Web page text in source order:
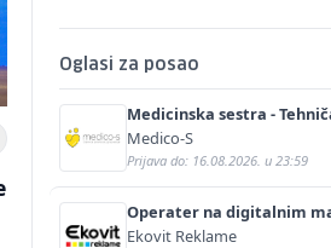
Oglasi za posao
Medicinska sestra -
Medico-S
Prijava do: 16.08.2026. u 23:59
Operater na digitalnim
štampu i doradu (m/ž)
Ekovit Reklame